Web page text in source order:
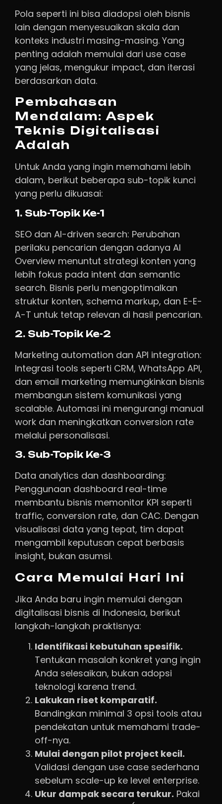
Pola seperti ini bisa diadopsi oleh bisnis
lain dengan menyesuaikan skala dan
konteks industri masing-masing. Yang
penting adalah memulai dari use case
yang jelas, mengukur impact, dan iterasi
berdasarkan data.
Pembahasan
Mendalam: Aspek
Teknis Digitalisasi
Adalah
Untuk Anda yang ingin memahami lebih
dalam, berikut beberapa sub-topik kunci
yang perlu dikuasai:
1. Sub-Topik Ke-1
SEO dan AI-driven search: Perubahan
perilaku pencarian dengan adanya AI
Overview menuntut strategi konten yang
lebih fokus pada intent dan semantic
search. Bisnis perlu mengoptimalkan
struktur konten, schema markup, dan E-E-
A-T untuk tetap relevan di hasil pencarian.
2. Sub-Topik Ke-2
Marketing automation dan API integration:
Integrasi tools seperti CRM, WhatsApp API,
dan email marketing memungkinkan bisnis
membangun sistem komunikasi yang
scalable. Automasi ini mengurangi manual
work dan meningkatkan conversion rate
melalui personalisasi.
3. Sub-Topik Ke-3
Data analytics dan dashboarding:
Penggunaan dashboard real-time
membantu bisnis memonitor KPI seperti
traffic, conversion rate, dan CAC. Dengan
visualisasi data yang tepat, tim dapat
mengambil keputusan cepat berbasis
insight, bukan asumsi.
Cara Memulai Hari Ini
Jika Anda baru ingin memulai dengan
digitalisasi bisnis di Indonesia, berikut
langkah-langkah praktisnya:
Identifikasi kebutuhan spesifik.
Tentukan masalah konkret yang ingin
Anda selesaikan, bukan adopsi
teknologi karena trend.
Lakukan riset komparatif.
Bandingkan minimal 3 opsi tools atau
pendekatan untuk memahami trade-
off-nya.
Mulai dengan pilot project kecil.
Validasi dengan use case sederhana
sebelum scale-up ke level enterprise.
Ukur dampak secara terukur. Pakai